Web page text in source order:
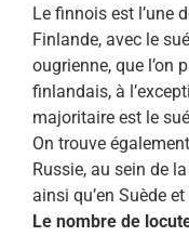
Le finnois est l’une
Finlande, avec le
ougrienne, que l’on
finlandais, à
majoritaire est le
On trouve
Russie, au sein de
ainsi qu’en Suède
Le nombre de